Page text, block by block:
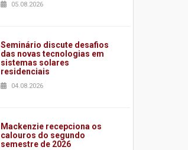
05.08.2026
Seminário discute desafios
das novas tecnologias em
sistemas solares
residenciais
04.08.2026
Mackenzie recepciona os
calouros do segundo
semestre de 2026